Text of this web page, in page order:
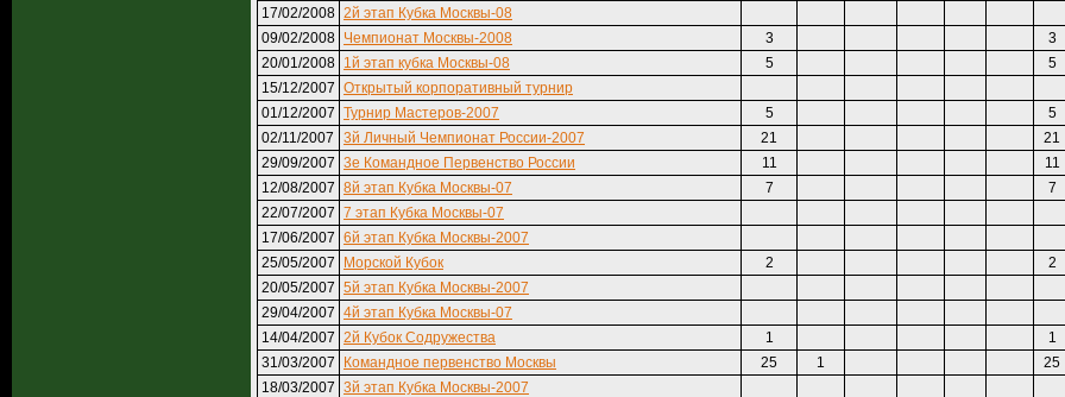
17/02/2008 2й этап Кубка Москвы-08
09/02/2008 Чемпионат Москвы-2008 3
3
20/01/2008 1й этап кубка Москвы-08 5
5
15/12/2007 Открытый корпоративный турнир
01/12/2007 Турнир Мастеров-2007 5
5
02/11/2007
3й Личный Чемпионат России-2007 21
21
29/09/2007 3е Командное Первенство России 11
11
12/08/2007 8й этап Кубка Москвы-07 7
7
22/07/2007 7 этап Кубка Москвы-07
17/06/2007 6й этап Кубка Москвы-2007
25/05/2007
Морской Кубок 2
2
20/05/2007 5й этап Кубка Москвы-2007
29/04/2007 4й этап Кубка Москвы-07
14/04/2007 2й Кубок Содружества 1
1
31/03/2007
Командное первенство Москвы 25 1
25
18/03/2007 3й этап Кубка Москвы-2007